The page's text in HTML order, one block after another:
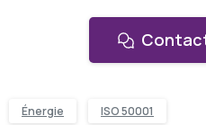
Énergie ISO 50001